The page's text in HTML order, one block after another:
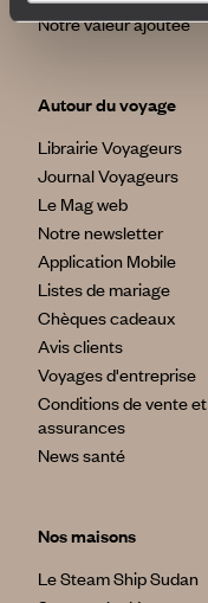
Notre valeur ajoutée
Autour du voyage
Librairie Voyageurs
Journal Voyageurs
Le Mag web
Notre newsletter
Application Mobile
Listes de mariage
Chèques cadeaux
Avis clients
Voyages d'entreprise
Conditions de vente et
assurances
News santé
Nos maisons
Le Steam Ship Sudan